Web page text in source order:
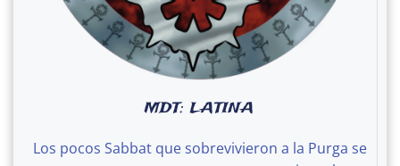
MDT: LATINA
Los pocos Sabbat que sobrevivieron a la Purga se